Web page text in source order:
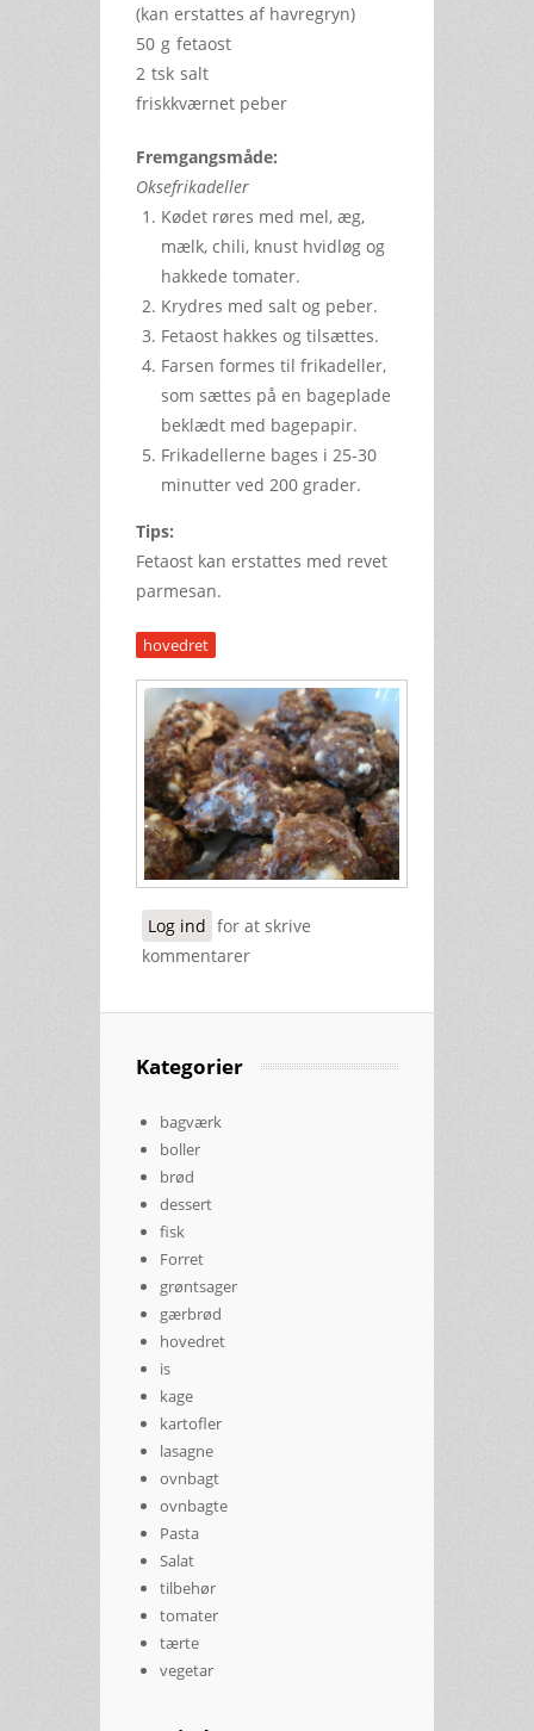
(kan erstattes af havregryn)
50 g fetaost
2 tsk salt
friskkværnet peber
Fremgangsmåde:
Oksefrikadeller
Kødet røres med mel, æg,
mælk, chili, knust hvidløg og
hakkede tomater.
Krydres med salt og peber.
Fetaost hakkes og tilsættes.
Farsen formes til frikadeller,
som sættes på en bageplade
beklædt med bagepapir.
Frikadellerne bages i 25-30
minutter ved 200 grader.
Tips:
Fetaost kan erstattes med revet
parmesan.
hovedret
Log ind for at skrive
kommentarer
Kategorier
bagværk
boller
brød
dessert
fisk
Forret
grøntsager
gærbrød
hovedret
is
kage
kartofler
lasagne
ovnbagt
ovnbagte
Pasta
Salat
tilbehør
tomater
tærte
vegetar